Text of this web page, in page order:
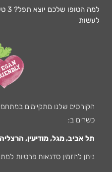
לעשות
הקורסים שלנו מתקיימים
כשרים ב:
תל אביב, מגל, מודיעין,
ניתן להזמין סדנאות פרטיות